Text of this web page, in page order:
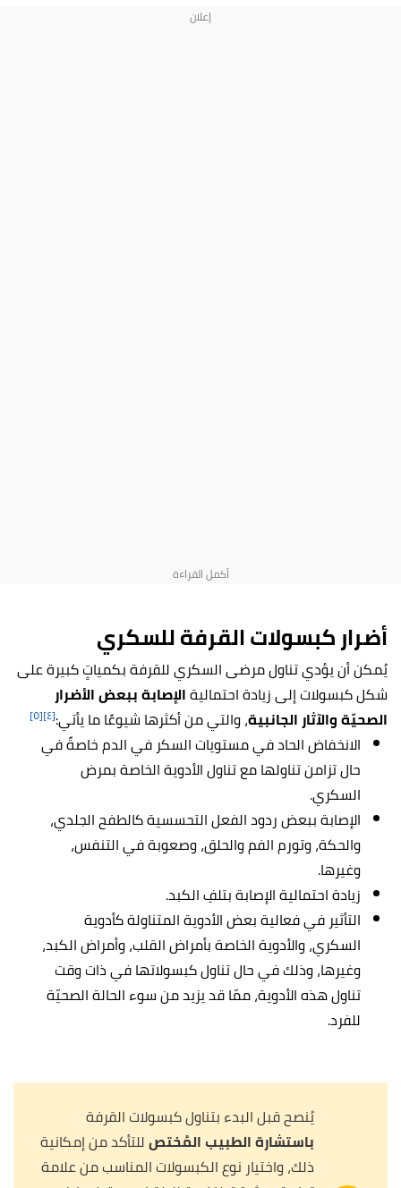
أضرار كبسولات القرفة للسكري
يُمكن أن يؤدي تناول مرضى السكري للقرفة بكمياتٍ كبيرة على
شكل كبسولات إلى زيادة احتماليةالإصابة ببعض الأضرار
الصحيّة والآثار الجانبية، والتي من أكثرها شيوعًا ما يأتي:[٤] [٥]
الانخفاض الحاد في مستويات السكر في الدم خاصةً في
حال تزامن تناولها مع تناول الأدوية الخاصة بمرض
السكري.
الإصابة ببعض ردود الفعل التحسسية كالطفح الجلدي،
والحكة، وتورم الفم والحلق، وصعوبة في التنفس،
وغيرها.
زيادة احتمالية الإصابة بتلفِ الكبد.
التأثير في فعالية بعض الأدوية المتناولة كأدوية
السكري، والأدوية الخاصة بأمراض القلب، وأمراض الكبد،
وغيرها، وذلك في حال تناول كبسولاتها في ذات وقت
تناول هذه الأدوية، ممّا قد يزيد من سوء الحالة الصحيّة
للفرد.
يُنصح قبل البدء بتناول كبسولات القرفة
باستشارة الطبيب المُختصللتأكد من إمكانية
ذلك، واختيار نوع الكبسولات المناسب من علامة